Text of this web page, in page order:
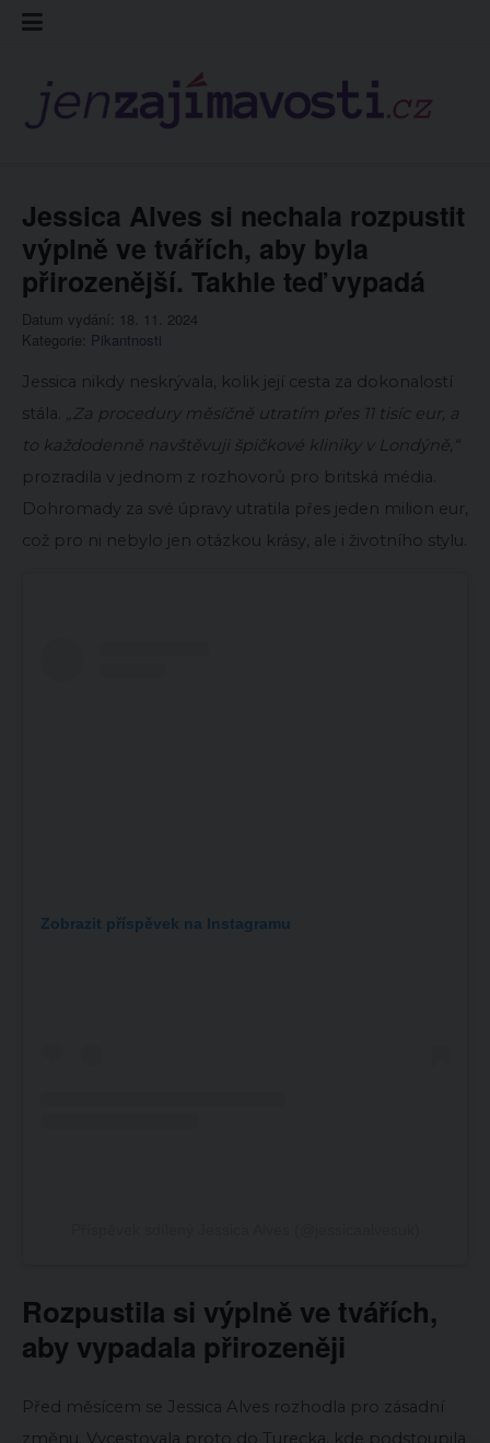
Skip
Jessica Alves si nechala rozpustit
výplně ve tvářích, aby byla
přirozenější. Takhle teď vypadá
Datum vydání: 18. 11. 2024
Kategorie: Pikantnosti
Jessica nikdy neskrývala, kolik její cesta za dokonalostí
stála. „Za procedury měsíčně utratím přes 11 tisíc eur, a
to každodenně navštěvuji špičkové kliniky v Londýně,“
prozradila v jednom z rozhovorů pro britská média.
Dohromady za své úpravy utratila přes jeden milion eur,
což pro ni nebylo jen otázkou krásy, ale i životního stylu.
Zobrazit příspěvek na Instagramu
Rozpustila si výplně ve tvářích,
aby vypadala přirozeněji
Před měsícem se Jessica Alves rozhodla pro zásadní
změnu. Vycestovala proto do Turecka, kde podstoupila